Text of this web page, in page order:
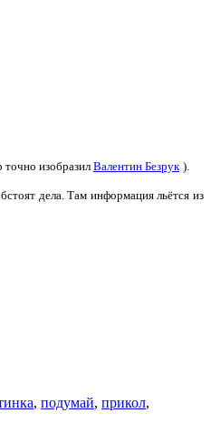
точно изобразил Валентин Безрук ).
дела. Там информация льётся из
, подумай, прикол,